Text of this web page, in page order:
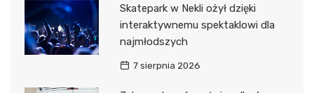
Skatepark w Nekli ożył dzięki
interaktywnemu spektaklowi dla
najmłodszych
7 sierpnia 2026